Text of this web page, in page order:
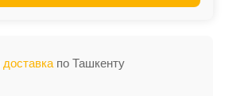
доставка по Ташкенту